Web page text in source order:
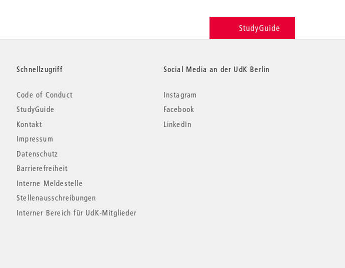
StudyGuide
Schnellzugriff
Code of Conduct
StudyGuide
Kontakt
Impressum
Datenschutz
Barrierefreiheit
Interne Meldestelle
Stellenausschreibungen
Interner Bereich für UdK-Mitglieder
Social Media an der UdK Berlin
Instagram
Facebook
LinkedIn